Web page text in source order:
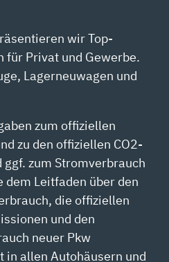
wir Top-
für Privat und Gewerbe.
Lagerneuwagen und
zum offiziellen
zu den offiziellen CO2-
zum Stromverbrauch
dem Leitfaden über den
die offiziellen
und den
neuer Pkw
in allen Autohäusern und